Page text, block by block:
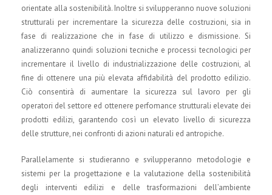
orientate alla sostenibilità. Inoltre si svilupperanno nuove soluzioni
strutturali per incrementare la sicurezza delle costruzioni, sia in
fase di realizzazione che in fase di utilizzo e dismissione. Si
analizzeranno quindi soluzioni tecniche e processi tecnologici per
incrementare il livello di industrializzazione delle costruzioni, al
fine di ottenere una più elevata affidabilità del prodotto edilizio.
Ciò consentirà di aumentare la sicurezza sul lavoro per gli
operatori del settore ed ottenere perfomance strutturali elevate dei
prodotti edilizi, garantendo così un elevato livello di sicurezza
delle strutture, nei confronti di azioni naturali ed antropiche.
Parallelamente si studieranno e svilupperanno metodologie e
sistemi per la progettazione e la valutazione della sostenibilità
degli interventi edilizi e delle trasformazioni dell’ambiente